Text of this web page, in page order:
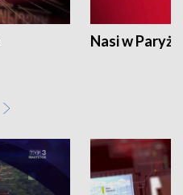
Nasi w Paryżu